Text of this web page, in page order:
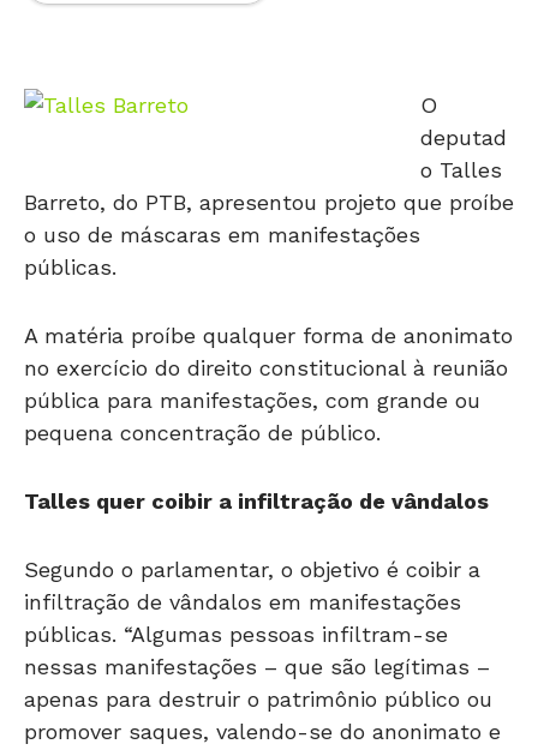
O
deputad
o Talles
Barreto, do PTB, apresentou projeto que proíbe
o uso de máscaras em manifestações
públicas.
A matéria proíbe qualquer forma de anonimato
no exercício do direito constitucional à reunião
pública para manifestações, com grande ou
pequena concentração de público.
Talles quer coibir a infiltração de vândalos
Segundo o parlamentar, o objetivo é coibir a
infiltração de vândalos em manifestações
públicas. “Algumas pessoas infiltram-se
nessas manifestações – que são legítimas –
apenas para destruir o patrimônio público ou
promover saques, valendo-se do anonimato e